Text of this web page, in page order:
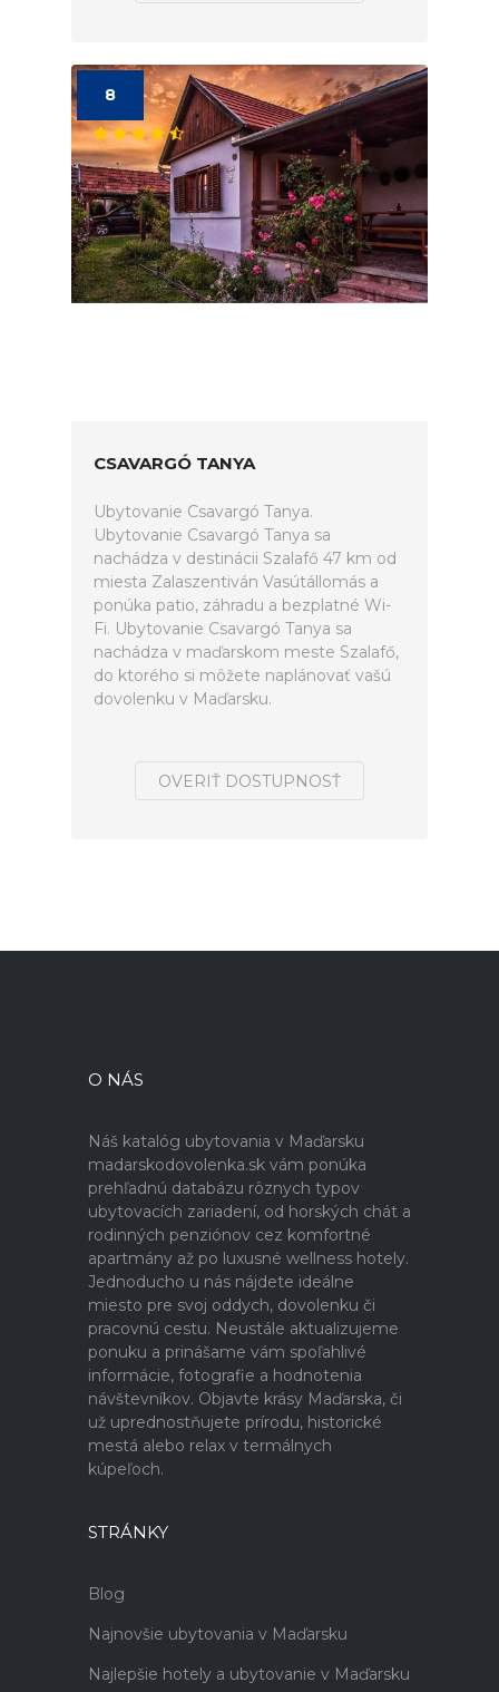
8
CSAVARGÓ TANYA
Ubytovanie Csavargó Tanya.
Ubytovanie Csavargó Tanya sa
nachádza v destinácii Szalafő 47 km od
miesta Zalaszentiván Vasútállomás a
ponúka patio, záhradu a bezplatné Wi-
Fi. Ubytovanie Csavargó Tanya sa
nachádza v maďarskom meste Szalafő,
do ktorého si môžete naplánovať vašú
dovolenku v Maďarsku.
OVERIŤ DOSTUPNOSŤ
O NÁS
Náš katalóg ubytovania v Maďarsku
madarskodovolenka.sk vám ponúka
prehľadnú databázu rôznych typov
ubytovacích zariadení, od horských chát a
rodinných penziónov cez komfortné
apartmány až po luxusné wellness hotely.
Jednoducho u nás nájdete ideálne
miesto pre svoj oddych, dovolenku či
pracovnú cestu. Neustále aktualizujeme
ponuku a prinášame vám spoľahlivé
informácie, fotografie a hodnotenia
návštevníkov. Objavte krásy Maďarska, či
už uprednostňujete prírodu, historické
mestá alebo relax v termálnych
kúpeľoch.
STRÁNKY
Blog
Najnovšie ubytovania v Maďarsku
Najlepšie hotely a ubytovanie v Maďarsku